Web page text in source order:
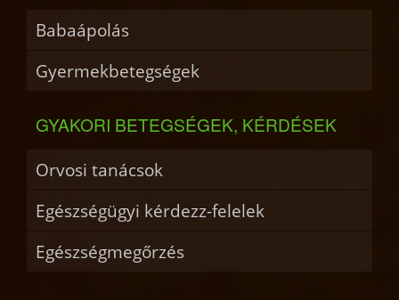
Babaápolás
Gyermekbetegségek
GYAKORI BETEGSÉGEK, KÉRDÉSEK
Orvosi tanácsok
Egészségügyi kérdezz-felelek
Egészségmegőrzés